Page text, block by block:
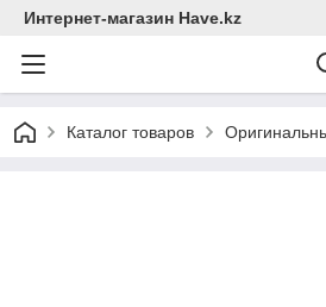
Интернет-магазин Have.kz
Каталог товаров